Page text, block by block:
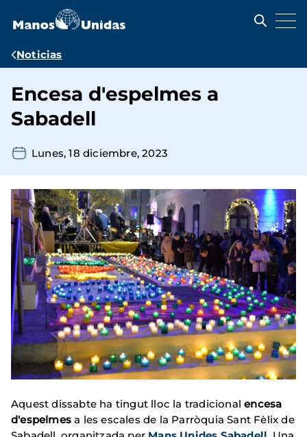
contenido
Ruta
navegación
Noticias
Encesa d'espelmes a
Sabadell
Lunes, 18 diciembre, 2023
Aquest dissabte ha tingut lloc la tradicionalencesa
d'espelmes a les escales de la Parròquia Sant Fèlix de